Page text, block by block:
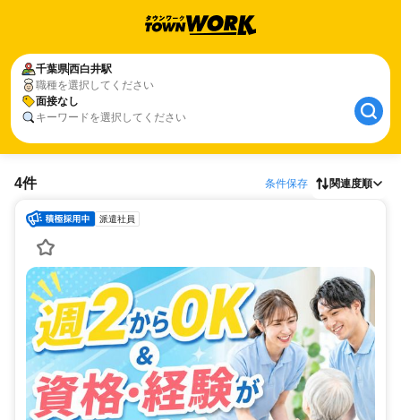
千葉県西白井駅
職種を選択してください
面接なし
キーワードを選択してください
4件 条件保存 関連度順
派遣社員